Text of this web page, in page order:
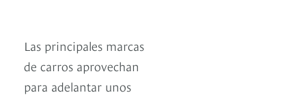
Las principales marcas
de carros aprovechan
para adelantar unos